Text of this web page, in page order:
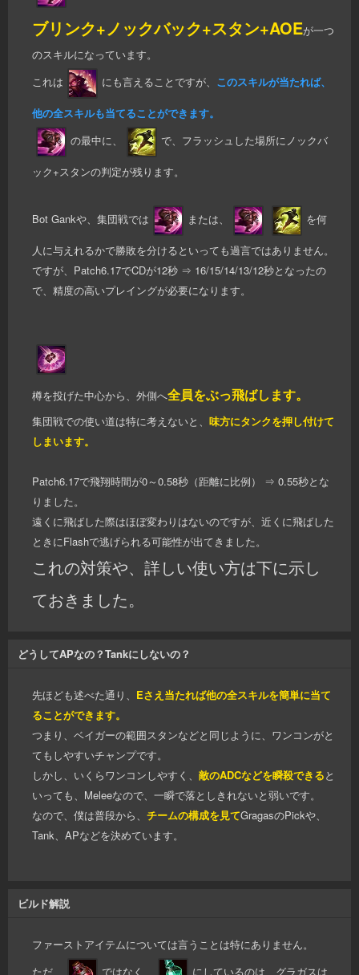
ブリンク+ノックバック+スタン+AOEが一つ
のスキルになっています。
これは
にも言えることですが、 このスキルが当たれば、
他の全スキルも当てることができます。
の最中に、
で、フラッシュした場所にノックバ
ック+スタンの判定が残ります。
Bot Gankや、集団戦では または、 を何
人に与えれるかで勝敗を分けるといっても過言ではありません。
ですが、Patch6.17でCDが12秒 ⇒ 16/15/14/13/12秒となったの
で、精度の高いプレイングが必要になります。
樽を投げた中心から、外側へ全員をぶっ飛ばします。
集団戦での使い道は特に考えないと、 味方にタンクを押し付けて
しまいます。
Patch6.17で飛翔時間が0～0.58秒（距離に比例） ⇒ 0.55秒とな
りました。
遠くに飛ばした際はほぼ変わりはないのですが、近くに飛ばした
ときにFlashで逃げられる可能性が出てきました。
これの対策や、詳しい使い方は下に示し
ておきました。
どうしてAPなの？Tankにしないの？
先ほども述べた通り、 Eさえ当たれば他の全スキルを簡単に当て
ることができます。
つまり、ベイガーの範囲スタンなどと同じように、ワンコンがと
てもしやすいチャンプです。
しかし、いくらワンコンしやすく、 敵のADCなどを瞬殺できると
いっても、Meleeなので、一瞬で落としきれないと弱いです。
なので、僕は普段から、 チームの構成を見てGragasのPickや、
Tank、APなどを決めています。
ビルド解説
ファーストアイテムについては言うことは特にありません。